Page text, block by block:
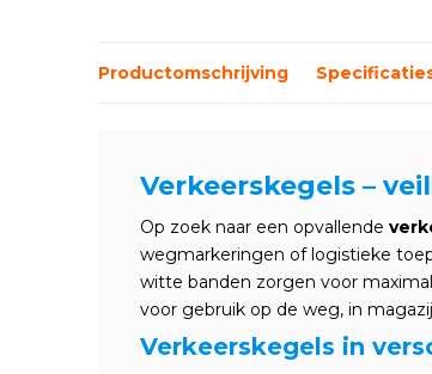
Productomschrijving
Verkeerskegels –
Op zoek naar een opvallende
wegmarkeringen of logistieke
witte banden zorgen voor
voor gebruik op de weg, in
Verkeerskegels in